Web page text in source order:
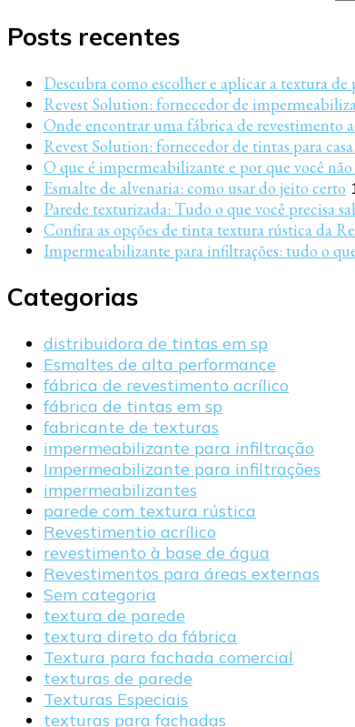
Posts recentes
Descubra como escolher e aplicar a textura
Revest Solution: fornecedor de
Onde encontrar uma fábrica de revestimento
Revest Solution: fornecedor de tintas para
O que é impermeabilizante e por que você
Esmalte de alvenaria: como usar do jeito certo
Parede texturizada: Tudo o que você precisa
Confira as opções de tinta textura rústica da
Impermeabilizante para infiltrações: tudo o
Categorias
distribuidora de tintas em sp
Esmaltes de alta performance
fábrica de revestimento acrílico
fábrica de tintas em sp
fabricante de texturas
impermeabilizante para infiltração
Impermeabilizante para infiltrações
impermeabilizantes
parede com textura rústica
Revestimentio acrílico
revestimento à base de água
Revestimentos para áreas externas
Sem categoria
textura de parede
textura direto da fábrica
Textura para fachada comercial
texturas de parede
Texturas Especiais
texturas para fachadas